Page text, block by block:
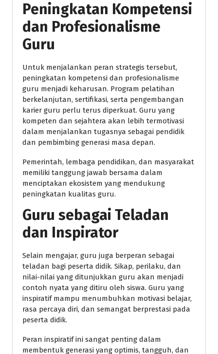
Peningkatan Kompetensi
dan Profesionalisme
Guru
Untuk menjalankan peran strategis tersebut,
peningkatan kompetensi dan profesionalisme
guru menjadi keharusan. Program pelatihan
berkelanjutan, sertifikasi, serta pengembangan
karier guru perlu terus diperkuat. Guru yang
kompeten dan sejahtera akan lebih termotivasi
dalam menjalankan tugasnya sebagai pendidik
dan pembimbing generasi masa depan.
Pemerintah, lembaga pendidikan, dan masyarakat
memiliki tanggung jawab bersama dalam
menciptakan ekosistem yang mendukung
peningkatan kualitas guru.
Guru sebagai Teladan
dan Inspirator
Selain mengajar, guru juga berperan sebagai
teladan bagi peserta didik. Sikap, perilaku, dan
nilai-nilai yang ditunjukkan guru akan menjadi
contoh nyata yang ditiru oleh siswa. Guru yang
inspiratif mampu menumbuhkan motivasi belajar,
rasa percaya diri, dan semangat berprestasi pada
peserta didik.
Peran inspiratif ini sangat penting dalam
membentuk generasi yang optimis, tangguh, dan